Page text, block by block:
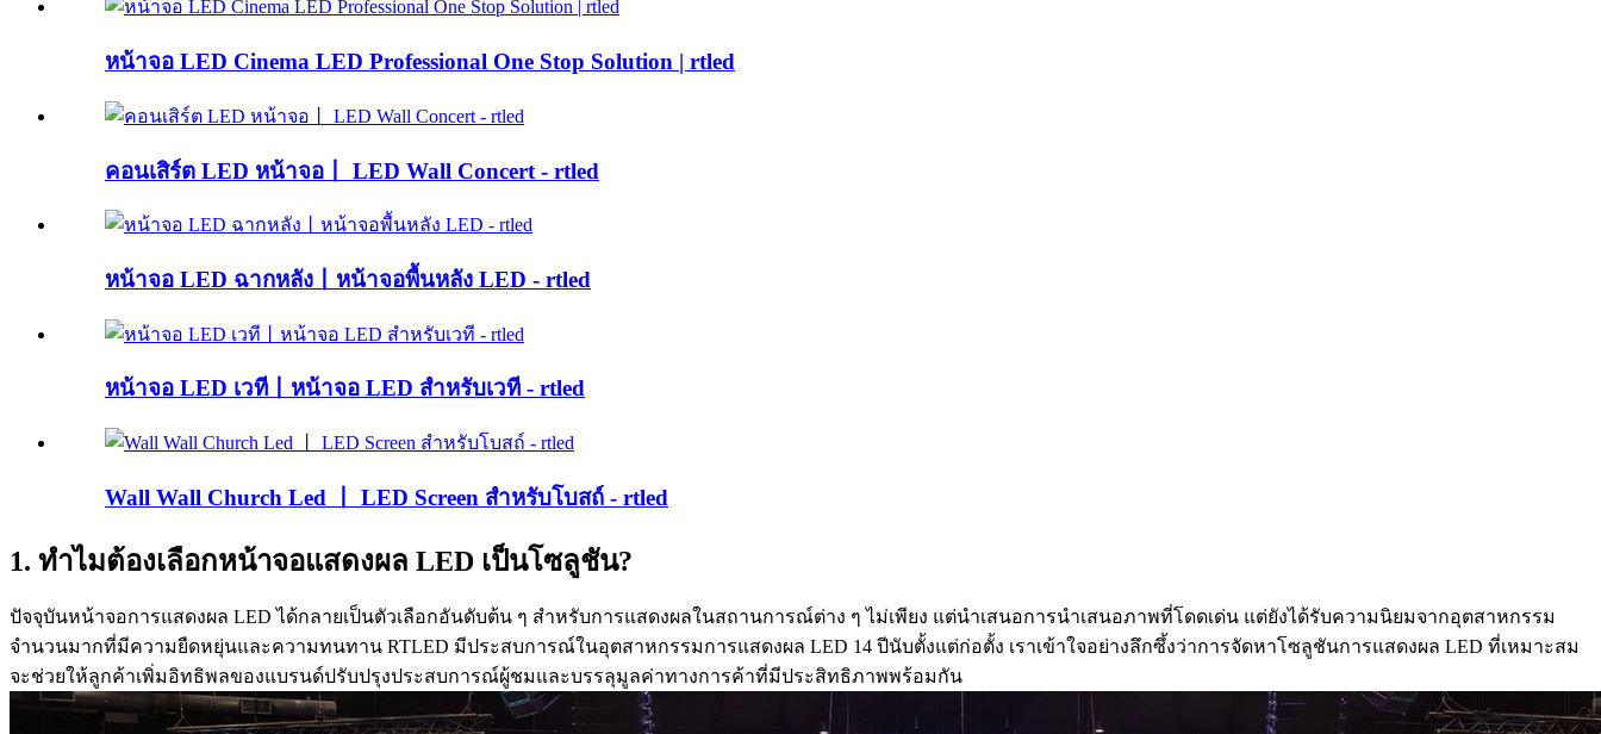
หน้าจอ LED Cinema LED Professional One Stop Solution | rtled
คอนเสิร์ต LED หน้าจอ丨 LED Wall Concert - rtled
หน้าจอ LED ฉากหลัง丨หน้าจอพื้นหลัง LED - rtled
หน้าจอ LED เวที丨หน้าจอ LED สำหรับเวที - rtled
Wall Wall Church Led 丨 LED Screen สำหรับโบสถ์ - rtled
1. ทำไมต้องเลือกหน้าจอแสดงผล LED เป็นโซลูชัน?
ปัจจุบันหน้าจอการแสดงผล LED ได้กลายเป็นตัวเลือกอันดับต้น ๆ สำหรับการแสดงผลในสถานการณ์ต่าง ๆ ไม่เพียง แต่นำเสนอการนำเสนอภาพที่โดดเด่น แต่ยังได้รับความนิยมจากอุตสาหกรรม
จำนวนมากที่มีความยืดหยุ่นและความทนทาน RTLED มีประสบการณ์ในอุตสาหกรรมการแสดงผล LED 14 ปีนับตั้งแต่ก่อตั้ง เราเข้าใจอย่างลึกซึ้งว่าการจัดหาโซลูชันการแสดงผล LED ที่เหมาะสม
จะช่วยให้ลูกค้าเพิ่มอิทธิพลของแบรนด์ปรับปรุงประสบการณ์ผู้ชมและบรรลุมูลค่าทางการค้าที่มีประสิทธิภาพพร้อมกัน